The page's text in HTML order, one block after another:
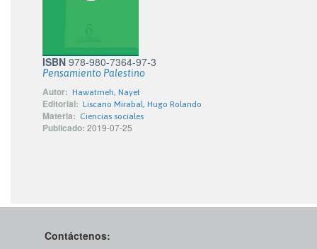
ISBN 978-980-7364-97-3
Pensamiento Palestino
Autor: Hawatmeh, Nayet
Editorial: Liscano Mirabal, Hugo Rolando
Materia: Ciencias sociales
Publicado: 2019-07-25
Contáctenos: